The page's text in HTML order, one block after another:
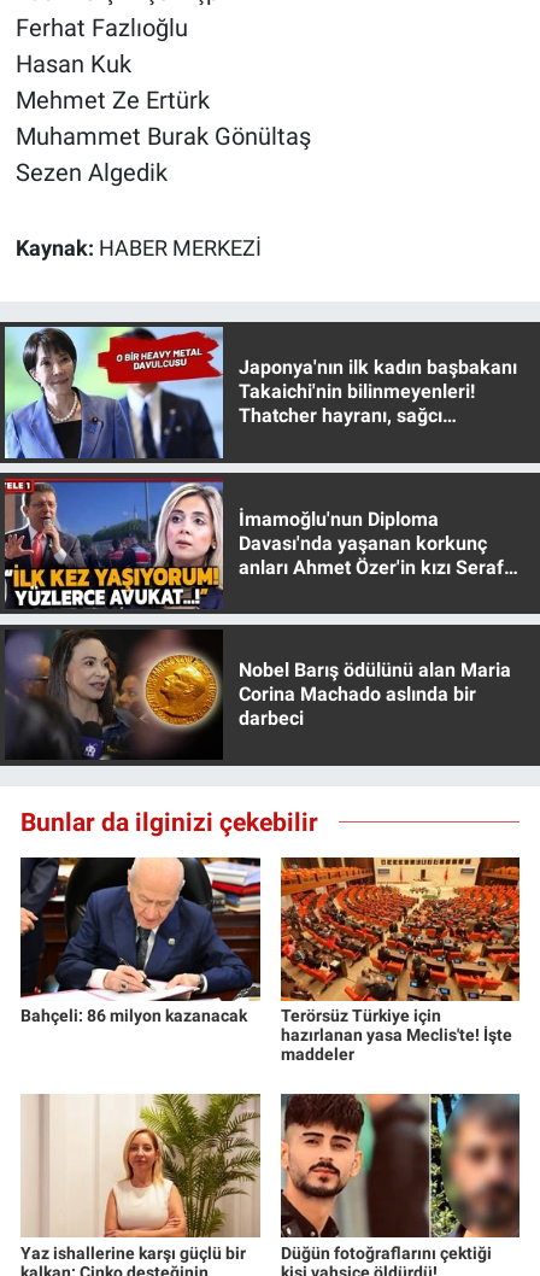
Ferhat Fazlıoğlu
Hasan Kuk
Mehmet Ze Ertürk
Muhammet Burak Gönültaş
Sezen Algedik
Kaynak: HABER MERKEZİ
Japonya'nın ilk kadın başbakanı
Takaichi'nin bilinmeyenleri!
Thatcher hayranı, sağcı
İmamoğlu'nun Diploma
Davası'nda yaşanan korkunç
anları Ahmet Özer'in kızı Seraf
Nobel Barış ödülünü alan Maria
Corina Machado aslında bir
darbeci
Bunlar da ilginizi çekebilir
Bahçeli: 86 milyon kazanacak
Terörsüz Türkiye için
hazırlanan yasa Meclis'te! İşte
maddeler
Yaz ishallerine karşı güçlü bir
kalkan: Çinko desteğinin
Düğün fotoğraflarını çektiği
kişi vahşice öldürdü!